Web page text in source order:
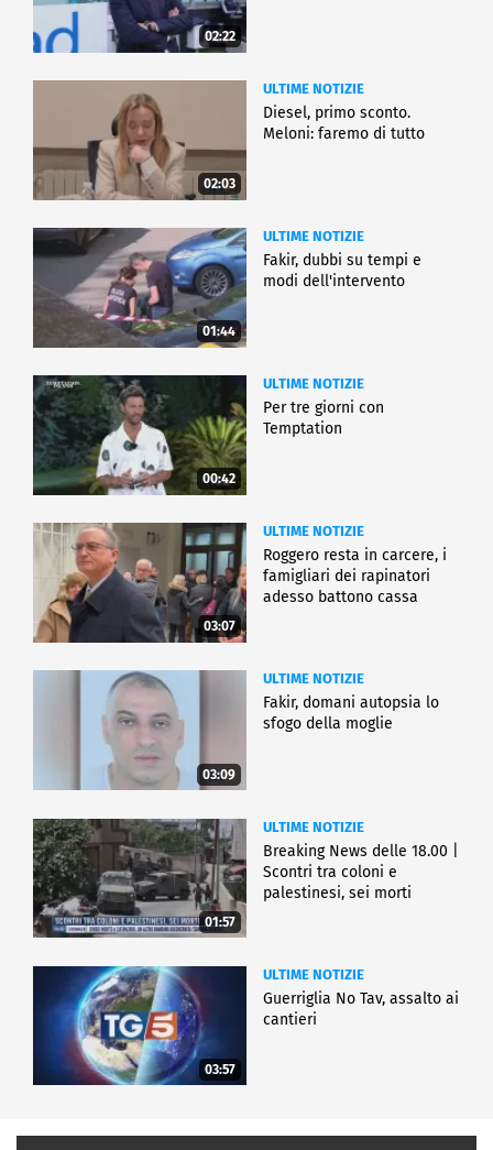
02:22
02:03
ULTIME NOTIZIE
Diesel, primo sconto.
Meloni: faremo di tutto
01:44
ULTIME NOTIZIE
Fakir, dubbi su tempi e
modi dell'intervento
00:42
ULTIME NOTIZIE
Per tre giorni con
Temptation
03:07
ULTIME NOTIZIE
Roggero resta in carcere, i
famigliari dei rapinatori
adesso battono cassa
03:09
ULTIME NOTIZIE
Fakir, domani autopsia lo
sfogo della moglie
01:57
ULTIME NOTIZIE
Breaking News delle 18.00 |
Scontri tra coloni e
palestinesi, sei morti
03:57
ULTIME NOTIZIE
Guerriglia No Tav, assalto ai
cantieri